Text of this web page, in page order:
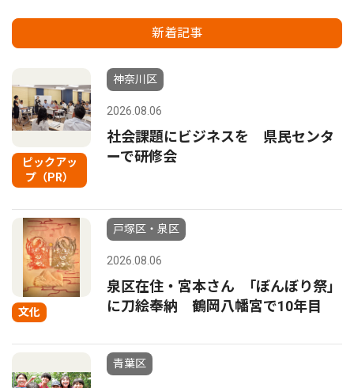
新着記事
ピックアッ
プ（PR）
神奈川区
2026.08.06
社会課題にビジネスを 県民センタ
ーで研修会
文化
戸塚区・泉区
2026.08.06
泉区在住・宮本さん ｢ぼんぼり祭｣
に刀絵奉納 鶴岡八幡宮で10年目
青葉区